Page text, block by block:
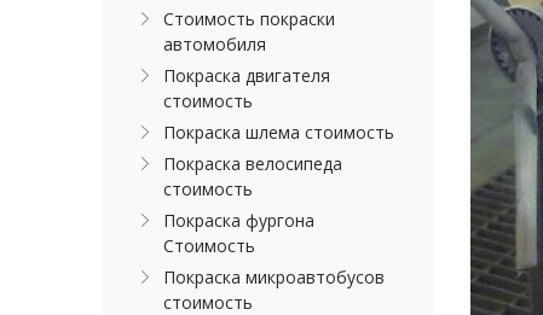
Стоимость покраски
автомобиля
Покраска двигателя
стоимость
Покраска шлема стоимость
Покраска велосипеда
стоимость
Покраска фургона
Стоимость
Покраска микроавтобусов
стоимость